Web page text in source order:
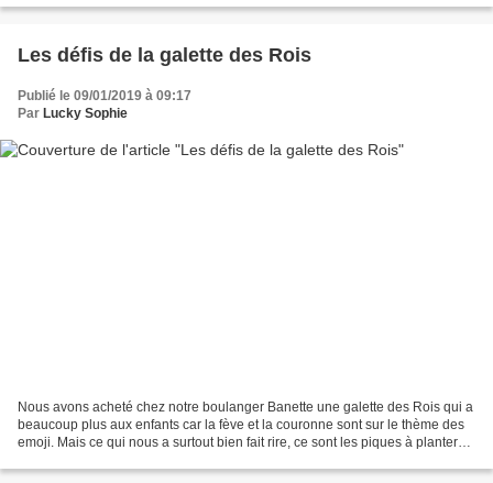
Les défis de la galette des Rois
Publié le 09/01/2019 à 09:17
Par Lucky Sophie
Nous avons acheté chez notre boulanger Banette une galette des Rois qui a
beaucoup plus aux enfants car la fève et la couronne sont sur le thème des
emoji. Mais ce qui nous a surtout bien fait rire, ce sont les piques à planter